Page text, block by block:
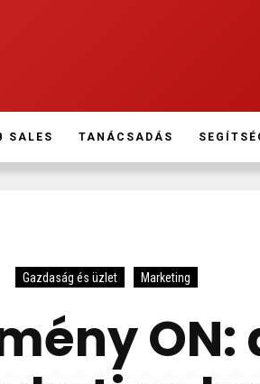
SALES TANÁCSADÁS
Gazdaság és üzlet Marketing